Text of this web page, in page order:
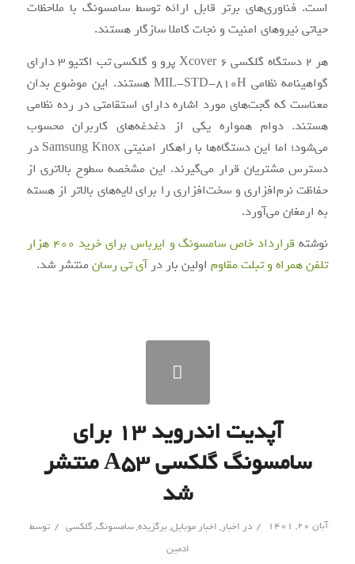
است. فناوری‌های برتر قابل ارائه توسط سامسونگ با ملاحظات
حیاتی نیروهای امنیت و نجات کاملا سازگار هستند.
هر 2 دستگاه گلکسی Xcover 6 پرو و گلکسی تب اکتیو 3 دارای
گواهینامه نظامی MIL-STD-810H هستند. این موضوع بدان
معناست که گجت‌های مورد اشاره دارای استقامتی در رده نظامی
هستند. دوام همواره یکی از دغدغه‌های کاربران محسوب
می‌شود؛ اما این دستگاه‌ها با راهکار امنیتی Samsung Knox در
دسترس مشتریان قرار می‌گیرند. این مشخصه سطوح بالاتری از
حفاظت نرم‌افزاری و سخت‌افزاری را برای لایه‌های بالاتر از هسته
به ارمغان می‌آورد.
نوشته
قرارداد خاص سامسونگ و ایرباس برای خرید 400 هزار
تلفن همراه و تبلت مقاوماولین بار درآی‌ تی‌ رسانمنتشر شد.
آپدیت اندروید ۱۳ برای
سامسونگ گلکسی A53 منتشر
شد
آبان ۲۰, ۱۴۰۱ / در اخبار, اخبار موبایل,برگزیده,سامسونگ,گلکسی / توسط
ادمین